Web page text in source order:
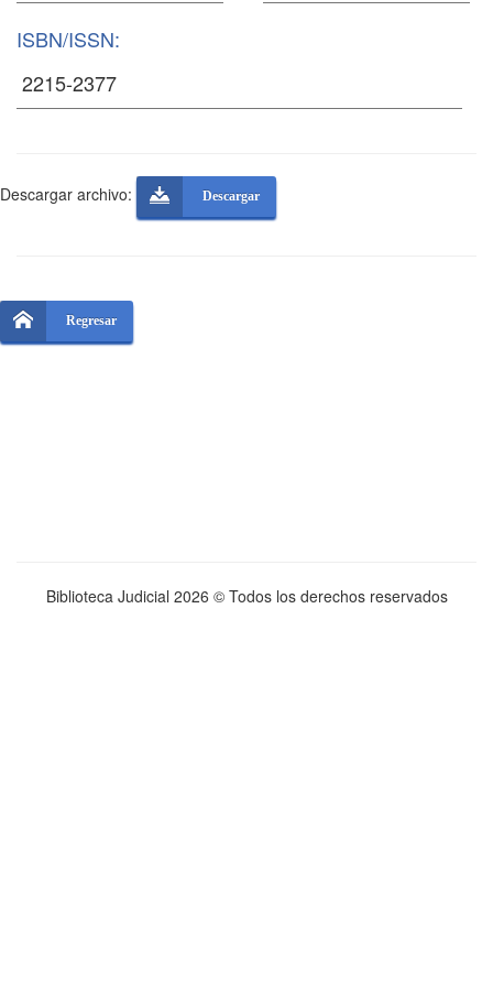
ISBN/ISSN:
Descargar archivo: Descargar
Regresar
Biblioteca Judicial 2026 © Todos los derechos reservados